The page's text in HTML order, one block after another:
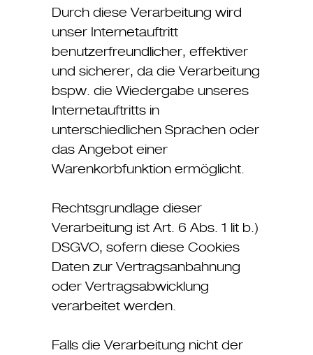
Durch diese Verarbeitung wird
unser Internetauftritt
benutzerfreundlicher, effektiver
und sicherer, da die Verarbeitung
bspw. die Wiedergabe unseres
Internetauftritts in
unterschiedlichen Sprachen oder
das Angebot einer
Warenkorbfunktion ermöglicht.
Rechtsgrundlage dieser
Verarbeitung ist Art. 6 Abs. 1 lit b.)
DSGVO, sofern diese Cookies
Daten zur Vertragsanbahnung
oder Vertragsabwicklung
verarbeitet werden.
Falls die Verarbeitung nicht der